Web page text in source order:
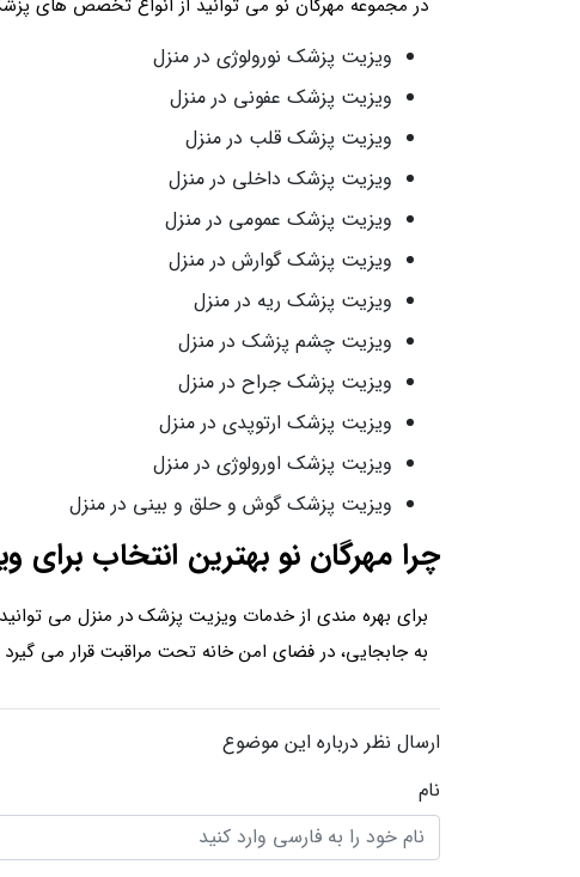
در مجموعه مهرگان نو می توانید از انواع تخصص های
ویزیت پزشک نورولوژی در منزل
ویزیت پزشک عفونی در منزل
ویزیت پزشک قلب در منزل
ویزیت پزشک داخلی در منزل
ویزیت پزشک عمومی در منزل
ویزیت پزشک گوارش در منزل
ویزیت پزشک ریه در منزل
ویزیت چشم پزشک در منزل
ویزیت پزشک جراح در منزل
ویزیت پزشک ارتوپدی در منزل
ویزیت پزشک اورولوژی در منزل
ویزیت پزشک گوش و حلق و بینی در منزل
چرا مهرگان نو بهترین انتخاب
برای بهره مندی از خدمات ویزیت پزشک در منزل می
به جابجایی، در فضای امن خانه‌ تحت مراقبت قرار می گیرد
ارسال نظر درباره این موضوع
نام